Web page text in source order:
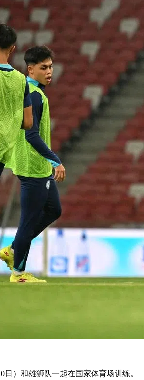
日）和雄狮队一起在国家体育场训练。